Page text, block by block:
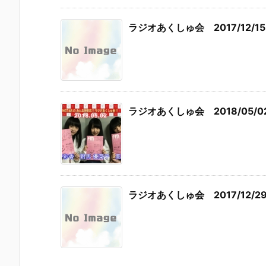
ラジオあくしゅ会 2017/12/15
ラジオあくしゅ会 2018/05/
ラジオあくしゅ会 2017/12/